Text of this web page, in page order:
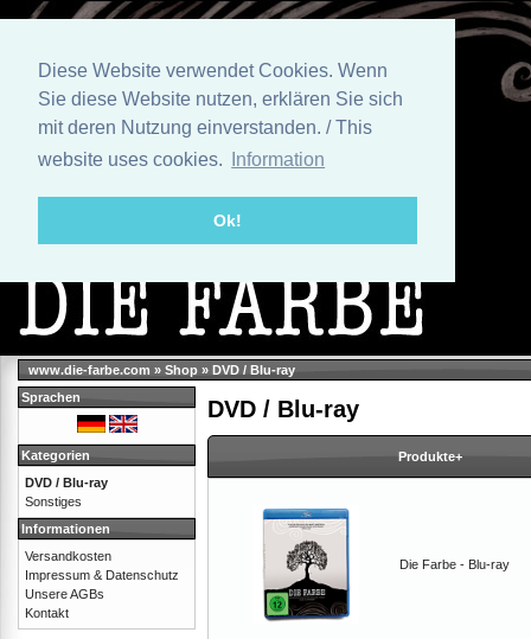
Diese Website verwendet Cookies. Wenn
Sie diese Website nutzen, erklären Sie sich
mit deren Nutzung einverstanden. / This
website uses cookies.
Information
Ok!
www.die-farbe.com » Shop » DVD / Blu-ray
DVD / Blu-ray
Produkte+
Die Farbe - Blu-ray
Sprachen
Kategorien
DVD / Blu-ray
Sonstiges
Informationen
Versandkosten
Impressum & Datenschutz
Unsere AGBs
Kontakt